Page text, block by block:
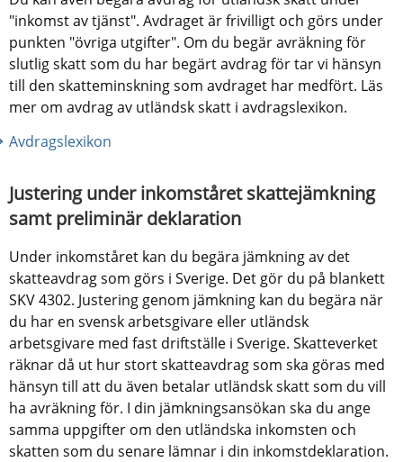
"inkomst av tjänst". Avdraget är frivilligt och görs under
punkten "övriga utgifter". Om du begär avräkning för
slutlig skatt som du har begärt avdrag för tar vi hänsyn
till den skatteminskning som avdraget har medfört. Läs
mer om avdrag av utländsk skatt i avdragslexikon.
Avdragslexikon
Justering under inkomståret skattejämkning
samt preliminär deklaration
Under inkomståret kan du begära jämkning av det
skatteavdrag som görs i Sverige. Det gör du på blankett
SKV 4302. Justering genom jämkning kan du begära när
du har en svensk arbetsgivare eller utländsk
arbetsgivare med fast driftställe i Sverige. Skatteverket
räknar då ut hur stort skatteavdrag som ska göras med
hänsyn till att du även betalar utländsk skatt som du vill
ha avräkning för. I din jämkningsansökan ska du ange
samma uppgifter om den utländska inkomsten och
skatten som du senare lämnar i din inkomstdeklaration.